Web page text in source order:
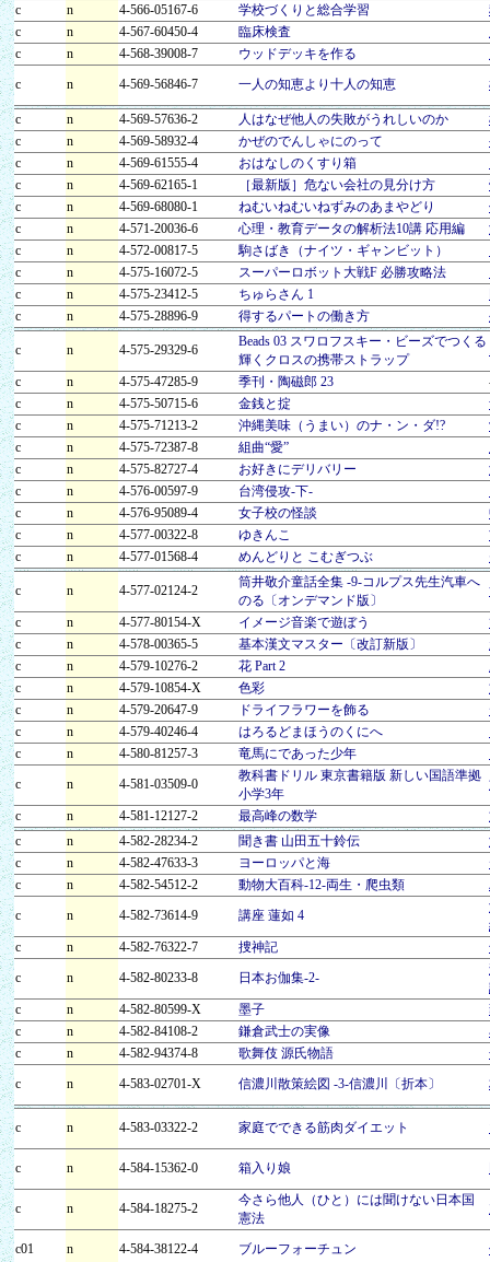
c
n 4-566-05167-6 学校づくりと総合学習
c
n 4-567-60450-4 臨床検査
c
n 4-568-39008-7 ウッドデッキを作る
c
n 4-569-56846-7 一人の知恵より十人の知恵
c n 4-569-57636-2 人はなぜ他人の失敗がうれしいのか
c
n 4-569-58932-4 かぜのでんしゃにのって
c
n 4-569-61555-4 おはなしのくすり箱
c
n 4-569-62165-1 ［最新版］危ない会社の見分け方
c
n 4-569-68080-1 ねむいねむいねずみのあまやどり
c
n 4-571-20036-6 心理・教育データの解析法10講 応用編
c
n 4-572-00817-5 駒さばき（ナイツ・ギャンビット）
c
n 4-575-16072-5 スーパーロボット大戦F 必勝攻略法
c
n 4-575-23412-5 ちゅらさん 1
c
n 4-575-28896-9 得するパートの働き方
c n 4-575-29329-6
Beads 03 スワロフスキー・ビーズでつくる
輝くクロスの携帯ストラップ
c n 4-575-47285-9 季刊・陶磁郎 23
c
n 4-575-50715-6 金銭と掟
c
n 4-575-71213-2 沖縄美味（うまい）のナ・ン・ダ!?
c
n 4-575-72387-8 組曲“愛”
c
n 4-575-82727-4 お好きにデリバリー
c
n 4-576-00597-9 台湾侵攻-下-
c
n 4-576-95089-4 女子校の怪談
c
n 4-577-00322-8 ゆきんこ
c
n 4-577-01568-4 めんどりと こむぎつぶ
c n 4-577-02124-2
筒井敬介童話全集 -9-コルプス先生汽車へ
のる〔オンデマンド版〕
c n 4-577-80154-X イメージ音楽で遊ぼう
c
n 4-578-00365-5 基本漢文マスター〔改訂新版〕
c
n 4-579-10276-2 花 Part 2
c
n 4-579-10854-X 色彩
c
n 4-579-20647-9 ドライフラワーを飾る
c
n 4-579-40246-4 はろるどまほうのくにへ
c
n 4-580-81257-3 竜馬にであった少年
c
n 4-581-03509-0
教科書ドリル 東京書籍版 新しい国語準拠
小学3年
c n 4-581-12127-2 最高峰の数学
c
n 4-582-28234-2 聞き書 山田五十鈴伝
c
n 4-582-47633-3 ヨーロッパと海
c
n 4-582-54512-2 動物大百科-12-両生・爬虫類
c
n 4-582-73614-9 講座 蓮如 4
c
n 4-582-76322-7 捜神記
c
n 4-582-80233-8 日本お伽集-2-
c
n 4-582-80599-X 墨子
c
n 4-582-84108-2 鎌倉武士の実像
c
n 4-582-94374-8 歌舞伎 源氏物語
c
n 4-583-02701-X 信濃川散策絵図 -3-信濃川〔折本〕
c n 4-583-03322-2 家庭でできる筋肉ダイエット
c n 4-584-15362-0 箱入り娘
c n 4-584-18275-2
今さら他人（ひと）には聞けない日本国
憲法
c01 n 4-584-38122-4 ブルーフォーチュン